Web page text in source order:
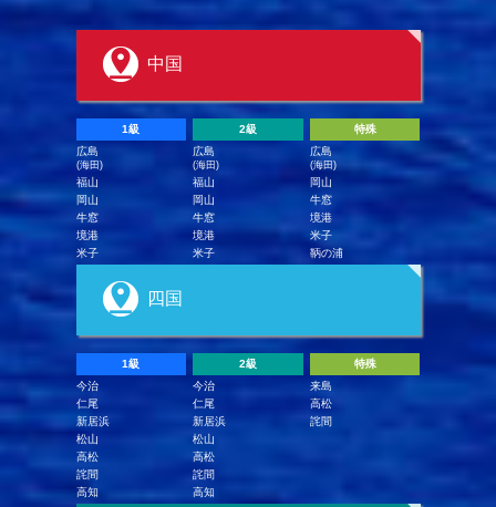
中国
1級
広島
(海田)
福山
岡山
牛窓
境港
米子
2級
広島
(海田)
福山
岡山
牛窓
境港
米子
特殊
広島
(海田)
岡山
牛窓
境港
米子
鞆の浦
四国
1級
今治
仁尾
新居浜
松山
高松
詫間
高知
2級
今治
仁尾
新居浜
松山
高松
詫間
高知
特殊
来島
高松
詫間